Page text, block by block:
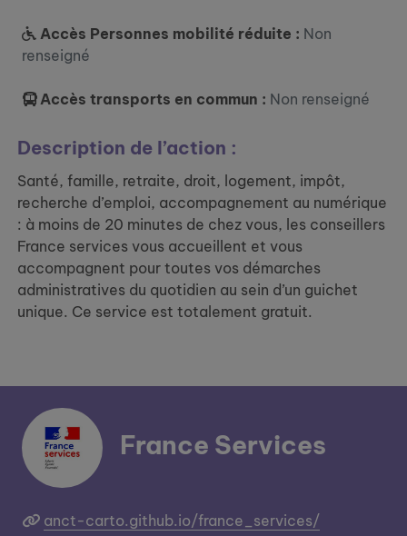
Accès Personnes mobilité réduite : Non
renseigné
Accès transports en commun : Non renseigné
Description de l’action :
Santé, famille, retraite, droit, logement, impôt,
recherche d’emploi, accompagnement au numérique
: à moins de 20 minutes de chez vous, les conseillers
France services vous accueillent et vous
accompagnent pour toutes vos démarches
administratives du quotidien au sein d’un guichet
unique. Ce service est totalement gratuit.
France Services
anct-carto.github.io/france_services/